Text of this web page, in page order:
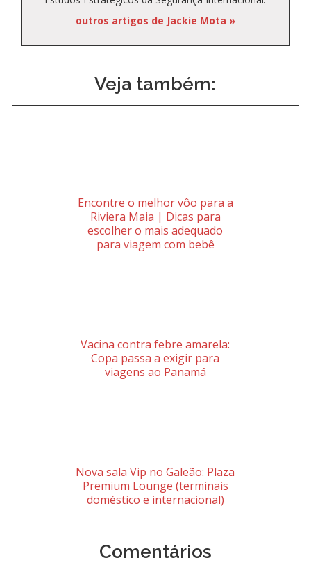
outros artigos de Jackie Mota »
Veja também:
Encontre o melhor vôo para a
Riviera Maia | Dicas para
escolher o mais adequado
para viagem com bebê
Vacina contra febre amarela:
Copa passa a exigir para
viagens ao Panamá
Nova sala Vip no Galeão: Plaza
Premium Lounge (terminais
doméstico e internacional)
Comentários